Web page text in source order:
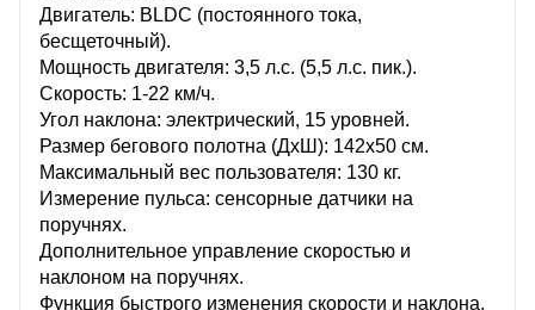
Двигатель: BLDC (постоянного тока,
бесщеточный).
Мощность двигателя: 3,5 л.с. (5,5 л.с. пик.).
Скорость: 1-22 км/ч.
Угол наклона: электрический, 15 уровней.
Размер бегового полотна (ДхШ): 142х50 см.
Максимальный вес пользователя: 130 кг.
Измерение пульса: сенсорные датчики на
поручнях.
Дополнительное управление скоростью и
наклоном на поручнях.
Функция быстрого изменения скорости и наклона.